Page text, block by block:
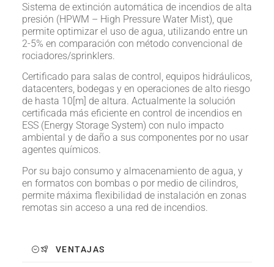
Sistema de extinción automática de incendios de alta
presión (HPWM – High Pressure Water Mist), que
permite optimizar el uso de agua, utilizando entre un
2-5% en comparación con método convencional de
rociadores/sprinklers.
Certificado para salas de control, equipos hidráulicos,
datacenters, bodegas y en operaciones de alto riesgo
de hasta 10[m] de altura. Actualmente la solución
certificada más eficiente en control de incendios en
ESS (Energy Storage System) con nulo impacto
ambiental y de daño a sus componentes por no usar
agentes químicos.
Por su bajo consumo y almacenamiento de agua, y
en formatos con bombas o por medio de cilindros,
permite máxima flexibilidad de instalación en zonas
remotas sin acceso a una red de incendios.
VENTAJAS